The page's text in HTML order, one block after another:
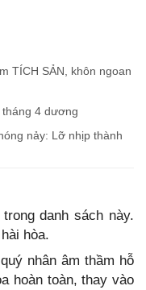
TÍCH SẢN, khôn ngoan
4 dương
nảy: Lỡ nhịp thành
danh sách này.
hòa.
nhân âm thầm hỗ
hoàn toàn, thay vào